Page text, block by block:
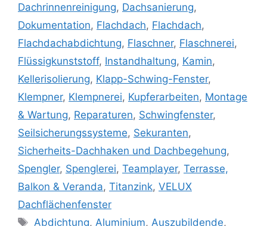
Dachrinnenreinigung, Dachsanierung,
Dokumentation, Flachdach, Flachdach,
Flachdachabdichtung, Flaschner, Flaschnerei,
Flüssigkunststoff, Instandhaltung, Kamin,
Kellerisolierung, Klapp-Schwing-Fenster,
Klempner, Klempnerei, Kupferarbeiten, Montage
& Wartung, Reparaturen, Schwingfenster,
Seilsicherungssysteme, Sekuranten,
Sicherheits-Dachhaken und Dachbegehung,
Spengler, Spenglerei, Teamplayer, Terrasse,
Balkon & Veranda, Titanzink, VELUX
Dachflächenfenster
Schlagwörter
Abdichtung, Aluminium, Auszubildende,